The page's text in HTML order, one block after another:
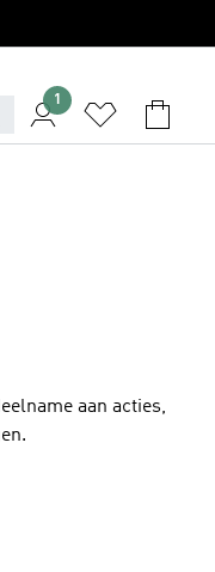
1
aan acties,